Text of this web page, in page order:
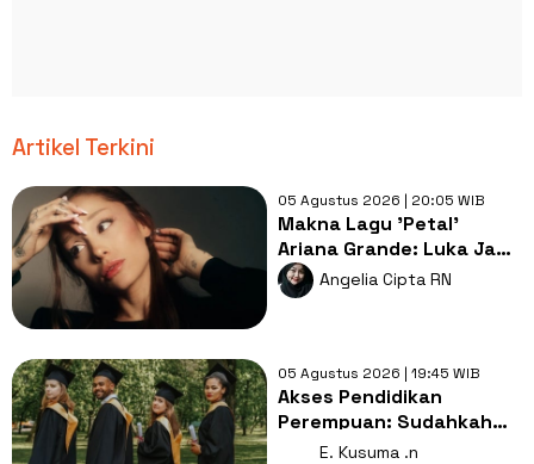
Artikel Terkini
05 Agustus 2026 | 20:05 WIB
Makna Lagu 'Petal'
Ariana Grande: Luka Jadi
Bahan Bakar untuk
Tumbuh
Angelia Cipta RN
05 Agustus 2026 | 19:45 WIB
Akses Pendidikan
Perempuan: Sudahkah
Merdeka Belajar Benar-
E. Kusuma .n